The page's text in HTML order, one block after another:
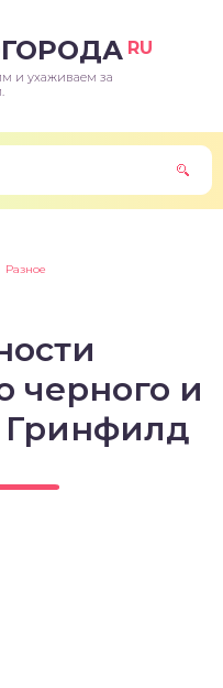
RU
и ухаживаем за
Разное
черного и
Гринфилд